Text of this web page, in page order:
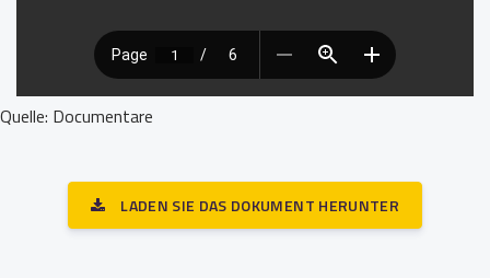
Quelle: Documentare
LADEN SIE DAS DOKUMENT HERUNTER